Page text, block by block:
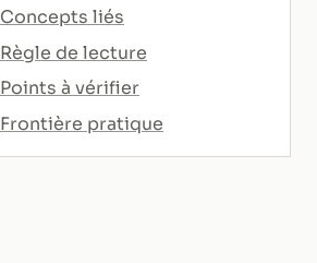
Concepts liés
Règle de lecture
Points à vérifier
Frontière pratique